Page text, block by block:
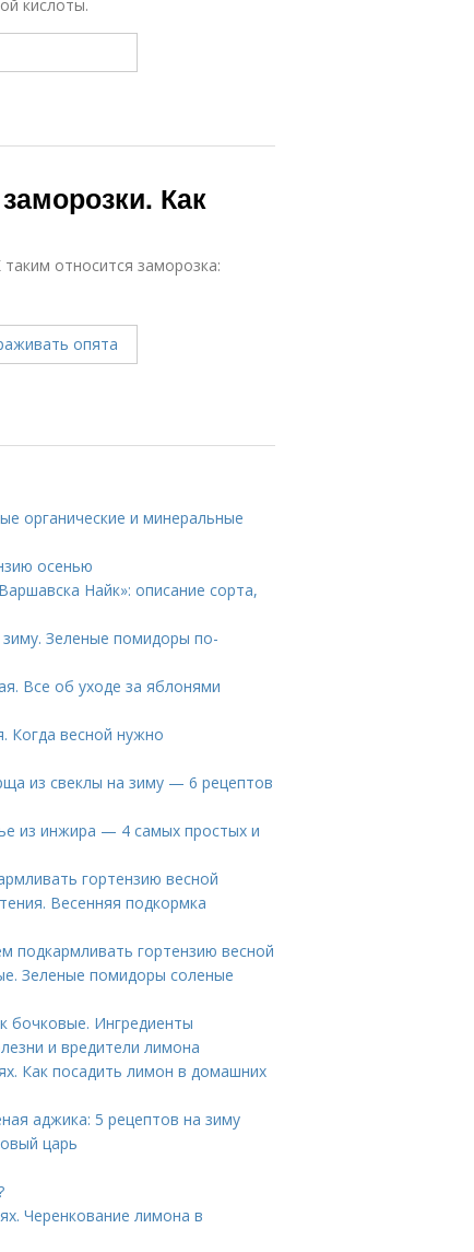
кислоты.
Как
относится заморозка:
органические и минеральные
осенью
Найк»: описание сорта,
Зеленые помидоры по-
Все об уходе за яблонями
Когда весной нужно
из свеклы на зиму — 6 рецептов
из инжира — 4 самых простых и
гортензию весной
Весенняя подкормка
подкармливать гортензию весной
Зеленые помидоры соленые
бочковые. Ингредиенты
и вредители лимона
Как посадить лимон в домашних
аджика: 5 рецептов на зиму
царь
Черенкование лимона в